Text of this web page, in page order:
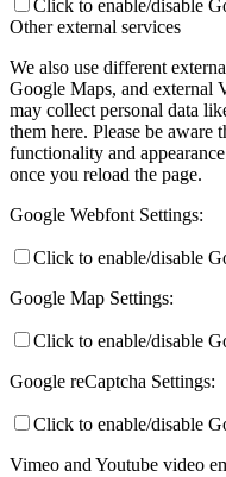
Click to enable/disable
Other external services
We also use different
Google Maps, and external
may collect personal data
them here. Please be aware
functionality and
once you reload the page.
Google Webfont Settings:
Click to enable/disable
Google Map Settings:
Click to enable/disable
Google reCaptcha Settings:
Click to enable/disable
Vimeo and Youtube video